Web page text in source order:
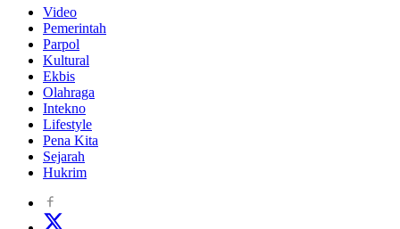
Video
Pemerintah
Parpol
Kultural
Ekbis
Olahraga
Intekno
Lifestyle
Pena Kita
Sejarah
Hukrim